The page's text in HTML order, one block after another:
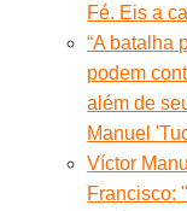
Fé. Eis a
“A batalha
podem
além de
Manuel
Víctor
Francisco: